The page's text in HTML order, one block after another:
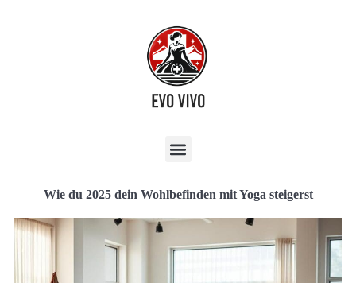
Wie du 2025 dein Wohlbefinden mit Yoga steigerst